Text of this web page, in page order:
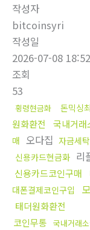
작성자
bitcoinsyri
작성일
2026-07-08 18:52
조회
53
횡령현금화 돈믹싱
원화환전
국내거
매 오다집 자금세
신용카드현금화 리
신용카드코인구매
대폰결제코인구입
태더원화환전
코인무통 국내거래